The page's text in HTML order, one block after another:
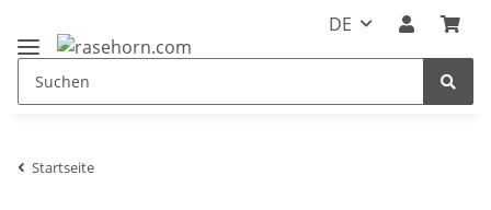
DE
Startseite